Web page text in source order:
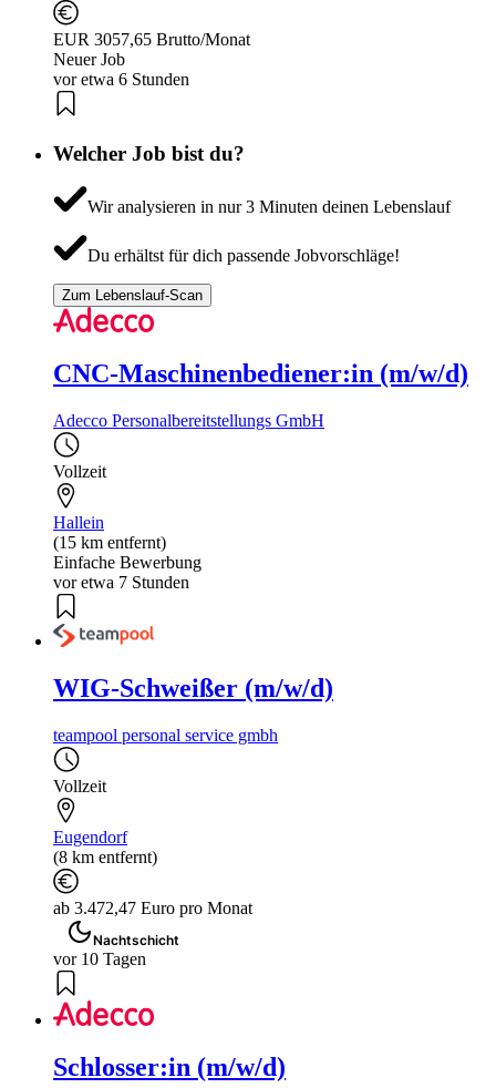
EUR 3057,65 Brutto/Monat
Neuer Job
vor etwa 6 Stunden
Welcher Job bist du?
Wir analysieren in nur 3 Minuten deinen Lebenslauf
Du erhältst für dich passende Jobvorschläge!
Zum Lebenslauf-Scan
CNC-Maschinenbediener:in (m/w/d)
Adecco Personalbereitstellungs GmbH
Vollzeit
Hallein
(15 km entfernt)
Einfache Bewerbung
vor etwa 7 Stunden
WIG-Schweißer (m/w/d)
teampool personal service gmbh
Vollzeit
Eugendorf
(8 km entfernt)
ab 3.472,47 Euro pro Monat
Nachtschicht
vor 10 Tagen
Schlosser:in (m/w/d)